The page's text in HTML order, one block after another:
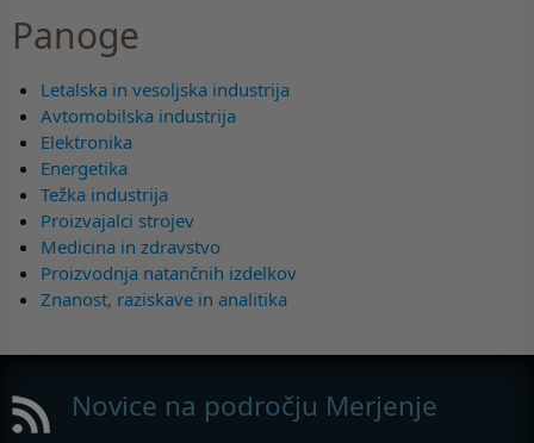
Panoge
Letalska in vesoljska industrija
Avtomobilska industrija
Elektronika
Energetika
Težka industrija
Proizvajalci strojev
Medicina in zdravstvo
Proizvodnja natančnih izdelkov
Znanost, raziskave in analitika
Novice na področju Merjenje